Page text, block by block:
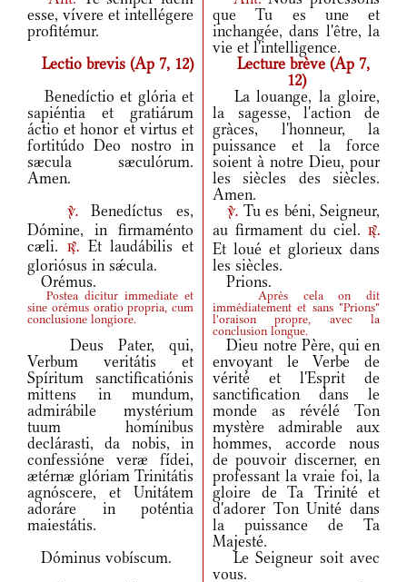
esse, vívere et intellégere
profitémur.
que Tu es une et
inchangée, dans l'être, la
vie et l'intelligence.
Lectio brevis (Ap 7, 12)
Lecture brève (Ap 7,
12)
Benedíctio et glória et
sapiéntia et gratiárum
áctio et honor et virtus et
fortitúdo Deo nostro in
sæcula sæculórum.
Amen.
La louange, la gloire,
la sagesse, l'action de
gràces, l'honneur, la
puissance et la force
soient à notre Dieu, pour
les siècles des siècles.
Amen.
v.Benedíctus es,
Dómine, in firmaménto
cæli.
r.Et laudábilis et
gloriósus in sǽcula.
v. Tu es béni, Seigneur,
au firmament du ciel. r.
Et loué et glorieux dans
les siècles.
Orémus.
Prions.
Postea dicitur immediate et
sine orémus oratio propria, cum
conclusione longiore.
Après cela on dit
immédiatement et sans "Prions"
l'oraison propre, avec la
conclusion longue.
Deus Pater, qui,
Verbum veritátis et
Spíritum sanctificatiónis
mittens in mundum,
admirábile mystérium
tuum homínibus
declárasti, da nobis, in
confessióne veræ fídei,
ætérnæ glóriam Trinitátis
agnóscere, et Unitátem
adoráre in poténtia
maiestátis.
Dieu notre Père, qui en
envoyant le Verbe de
vérité et l'Esprit de
sanctification dans le
monde as révélé Ton
mystère admirable aux
hommes, accorde nous
de pouvoir discerner, en
professant la vraie foi, la
gloire de Ta Trinité et
d'adorer Ton Unité dans
la puissance de Ta
Majesté.
Dóminus vobíscum.
Le Seigneur soit avec
vous.